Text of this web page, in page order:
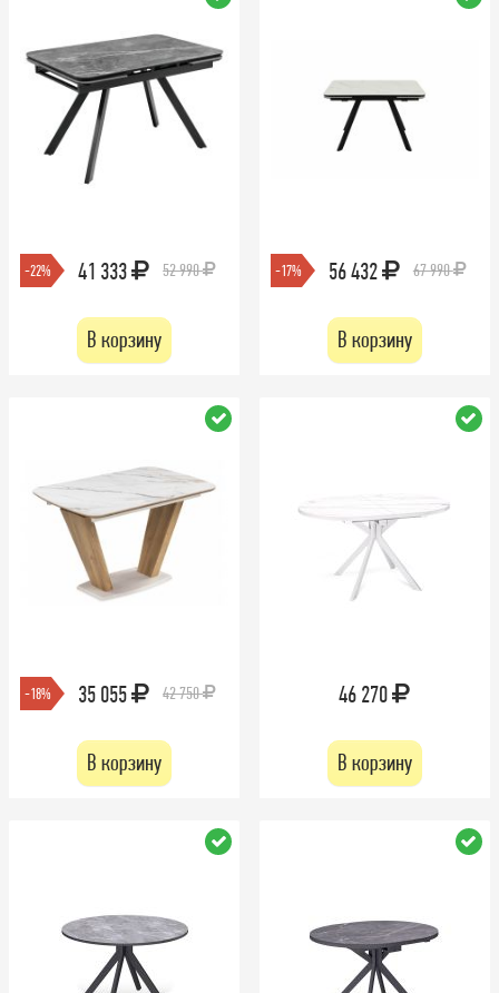
-22% 41 333 52 990
В корзину
-17% 56 432 67 990
В корзину
-18% 35 055 42 750
В корзину
46 270
В корзину